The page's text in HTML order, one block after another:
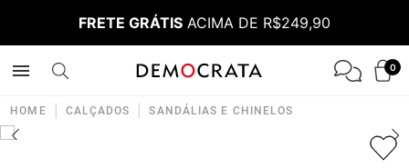
FRETE GRÁTIS ACIMA DE R$249,90
0
HOME CALÇADOS SANDÁLIAS E CHINELOS